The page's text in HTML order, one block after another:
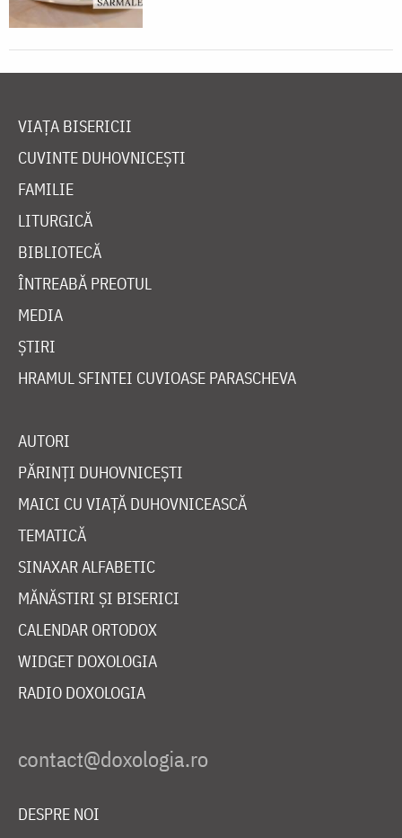
VIAȚA BISERICII
CUVINTE DUHOVNICEȘTI
FAMILIE
LITURGICĂ
BIBLIOTECĂ
ÎNTREABĂ PREOTUL
MEDIA
ȘTIRI
HRAMUL SFINTEI CUVIOASE PARASCHEVA
AUTORI
PĂRINȚI DUHOVNICEȘTI
MAICI CU VIAȚĂ DUHOVNICEASCĂ
TEMATICĂ
SINAXAR ALFABETIC
MĂNĂSTIRI ȘI BISERICI
CALENDAR ORTODOX
WIDGET DOXOLOGIA
RADIO DOXOLOGIA
DESPRE NOI